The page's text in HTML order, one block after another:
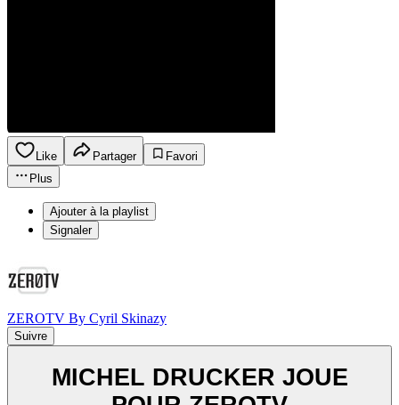
Like Partager
Favori
Plus
Ajouter à la playlist
Signaler
ZEROTV By Cyril Skinazy
Suivre
MICHEL DRUCKER JOUE